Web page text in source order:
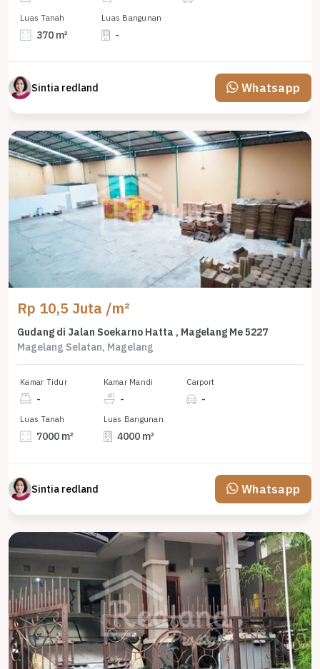
Luas Tanah
370 m²
Luas Bangunan
-
Sintia redland Whatsapp
Rp 10,5 Juta /m²
Gudang di Jalan Soekarno Hatta , Magelang Me 5227
Magelang Selatan, Magelang
Kamar Tidur
-
Kamar Mandi
-
Carport
-
Luas Tanah
7000 m²
Luas Bangunan
4000 m²
Sintia redland Whatsapp